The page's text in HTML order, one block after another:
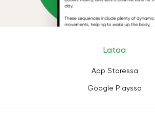
Lataa
App Storessa
Google Playssa